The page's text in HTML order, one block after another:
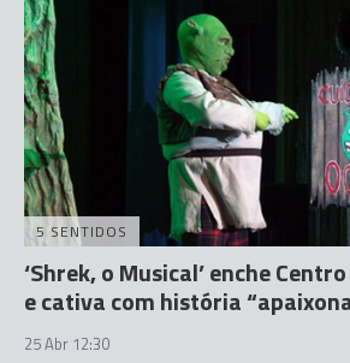
5 SENTIDOS
‘Shrek, o Musical’ enche
e cativa com história
25 Abr 12:30